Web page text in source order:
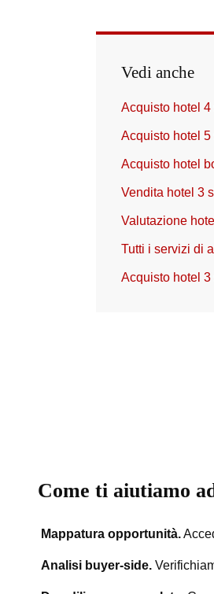
Vedi anche
Acquisto hotel
Acquisto hotel
Acquisto hotel
Vendita hotel 3
Valutazione
Tutti i servizi di
Acquisto hotel
Come ti aiutiamo
Mappatura opportunità.
Analisi buyer-side.